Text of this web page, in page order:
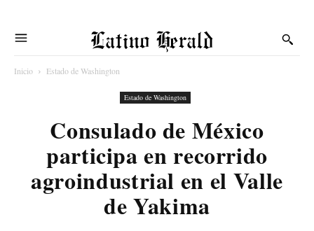
Latino Herald
Inicio Estado de Washington
Estado de Washington
Consulado de México
participa en recorrido
agroindustrial en el Valle
de Yakima